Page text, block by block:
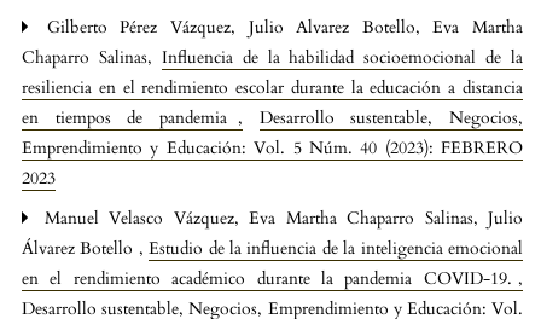
Gilberto Pérez Vázquez, Julio Alvarez Botello, Eva Martha
Chaparro Salinas, Influencia de la habilidad socioemocional de la
resiliencia en el rendimiento escolar durante la educación a distancia
en tiempos de pandemia, Desarrollo sustentable, Negocios,
Emprendimiento y Educación: Vol. 5 Núm. 40 (2023): FEBRERO
2023
Manuel Velasco Vázquez, Eva Martha Chaparro Salinas, Julio
Álvarez Botello ,Estudio de la influencia de la inteligencia emocional
en el rendimiento académico durante la pandemia COVID-19.,
Desarrollo sustentable, Negocios, Emprendimiento y Educación: Vol.